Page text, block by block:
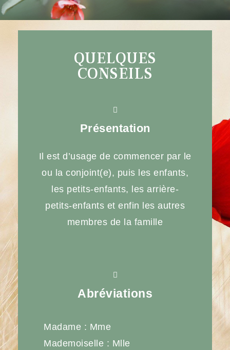
QUELQUES
CONSEILS
Présentation
Il est d’usage de commencer par le
ou la conjoint(e), puis les enfants,
les petits-enfants, les arrière-
petits-enfants et enfin les autres
membres de la famille
Abréviations
Madame : Mme
Mademoiselle : Mlle